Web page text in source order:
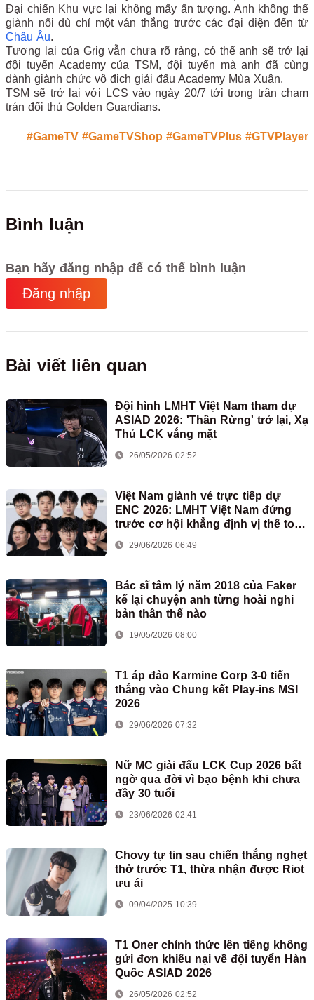
Đại chiến Khu vực lại không mấy ấn tượng. Anh không thể
giành nổi dù chỉ một ván thắng trước các đại diện đến từ
Châu Âu.
Tương lai của Grig vẫn chưa rõ ràng, có thể anh sẽ trở lại
đội tuyển Academy của TSM, đội tuyển mà anh đã cùng
dành giành chức vô địch giải đấu Academy Mùa Xuân.
TSM sẽ trở lại với LCS vào ngày 20/7 tới trong trận chạm
trán đối thủ Golden Guardians.
#GameTV #GameTVShop #GameTVPlus #GTVPlayer
Bình luận
Bạn hãy đăng nhập để có thể bình luận
Đăng nhập
Bài viết liên quan
Đội hình LMHT Việt Nam tham dự
ASIAD 2026: 'Thần Rừng' trở lại, Xạ
Thủ LCK vắng mặt
26/05/2026 02:52
Việt Nam giành vé trực tiếp dự
ENC 2026: LMHT Việt Nam đứng
trước cơ hội khẳng định vị thế toàn
cầu
29/06/2026 06:49
Bác sĩ tâm lý năm 2018 của Faker
kể lại chuyện anh từng hoài nghi
bản thân thế nào
19/05/2026 08:00
T1 áp đảo Karmine Corp 3-0 tiến
thẳng vào Chung kết Play-ins MSI
2026
29/06/2026 07:32
Nữ MC giải đấu LCK Cup 2026 bất
ngờ qua đời vì bạo bệnh khi chưa
đầy 30 tuổi
23/06/2026 02:41
Chovy tự tin sau chiến thắng nghẹt
thở trước T1, thừa nhận được Riot
ưu ái
09/04/2025 10:39
T1 Oner chính thức lên tiếng không
gửi đơn khiếu nại về đội tuyển Hàn
Quốc ASIAD 2026
26/05/2026 02:52